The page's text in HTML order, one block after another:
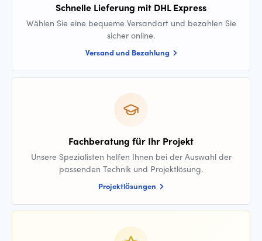
Schnelle Lieferung mit DHL Express
Wählen Sie eine bequeme Versandart und bezahlen Sie
sicher online.
Versand und Bezahlung
Fachberatung für Ihr Projekt
Unsere Spezialisten helfen Ihnen bei der Auswahl der
passenden Technik und Projektlösung.
Projektlösungen